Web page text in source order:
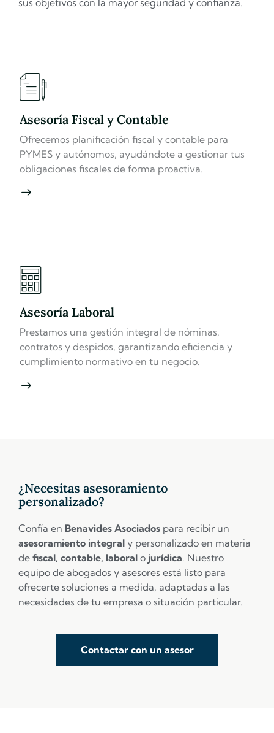
sus objetivos con la mayor seguridad y confianza.
Asesoría Fiscal y Contable
Ofrecemos planificación fiscal y contable para
PYMES y autónomos, ayudándote a gestionar tus
obligaciones fiscales de forma proactiva.
Asesoría Laboral
Prestamos una gestión integral de nóminas,
contratos y despidos, garantizando eficiencia y
cumplimiento normativo en tu negocio.
¿Necesitas asesoramiento
personalizado?
Confía en Benavides Asociados para recibir un
asesoramiento integral y personalizado en materia
de fiscal, contable, laboral o jurídica. Nuestro
equipo de abogados y asesores está listo para
ofrecerte soluciones a medida, adaptadas a las
necesidades de tu empresa o situación particular.
Contactar con un asesor